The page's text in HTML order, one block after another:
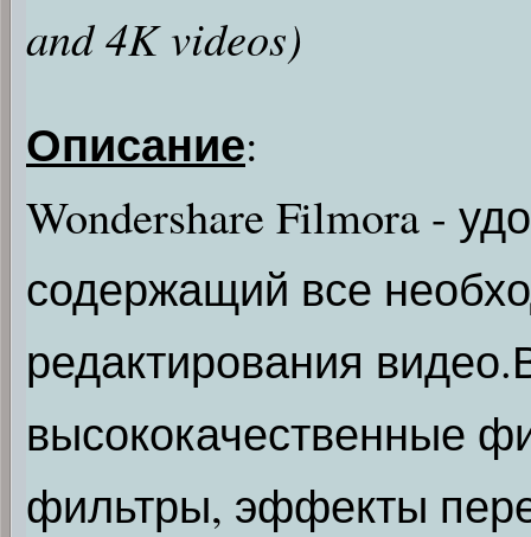
and 4K videos)
Описание:
Wondershare Filmora -
содержащий все
редактирования
высококачественные
фильтры, эффекты